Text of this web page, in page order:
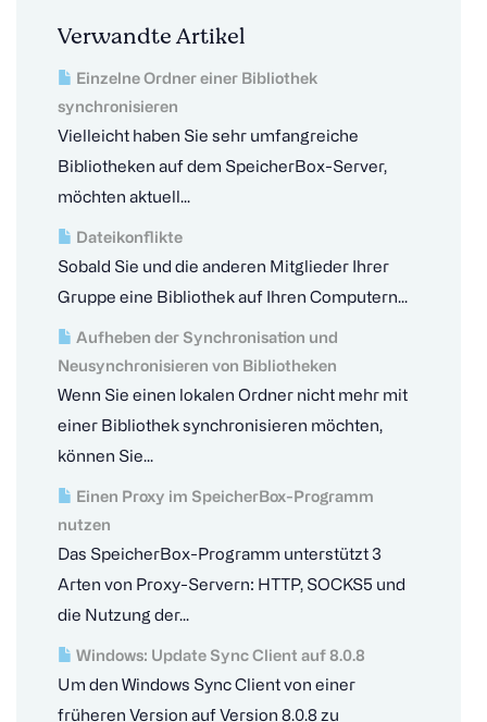
Verwandte Artikel
Einzelne Ordner einer Bibliothek
synchronisieren
Vielleicht haben Sie sehr umfangreiche
Bibliotheken auf dem SpeicherBox-Server,
möchten aktuell...
Dateikonflikte
Sobald Sie und die anderen Mitglieder Ihrer
Gruppe eine Bibliothek auf Ihren Computern...
Aufheben der Synchronisation und
Neusynchronisieren von Bibliotheken
Wenn Sie einen lokalen Ordner nicht mehr mit
einer Bibliothek synchronisieren möchten,
können Sie...
Einen Proxy im SpeicherBox-Programm
nutzen
Das SpeicherBox-Programm unterstützt 3
Arten von Proxy-Servern: HTTP, SOCKS5 und
die Nutzung der...
Windows: Update Sync Client auf 8.0.8
Um den Windows Sync Client von einer
früheren Version auf Version 8.0.8 zu